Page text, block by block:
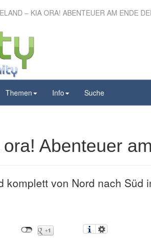
– KIA ORA! ABENTEUER AM ENDE
Themen Info Suche
– Kia ora!
Ende der Welt
Abenteuer
komplett von Nord nach Süd